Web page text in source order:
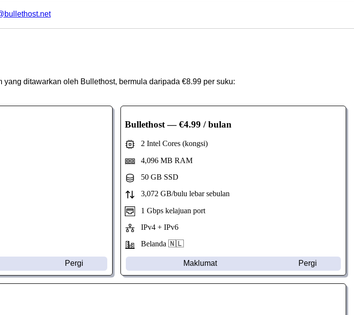
yang ditawarkan oleh Bullethost, bermula daripada €8.99 per suku:
Pergi
Bullethost— €4.99 / bulan
2 Intel Cores (kongsi)
4,096 MB RAM
50 GB SSD
3,072 GB/bulu lebar sebulan
1 Gbps kelajuan port
IPv4 + IPv6
Belanda 🇳🇱
Maklumat Pergi